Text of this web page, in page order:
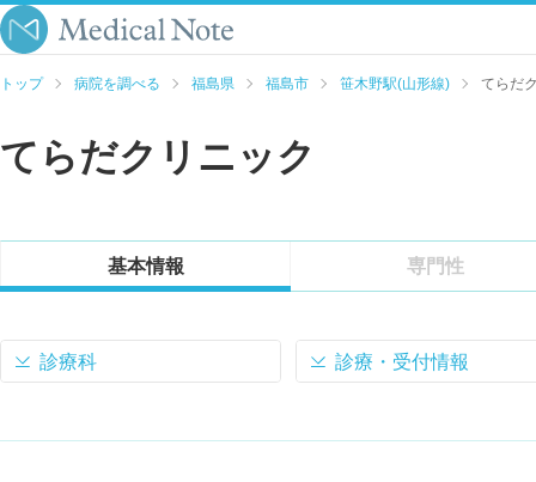
トップ 病院を調べる 福島県 福島市 笹木野駅(山形線) てらだ
てらだクリニック
基本情報 専門性
診療科 診療・受付情報